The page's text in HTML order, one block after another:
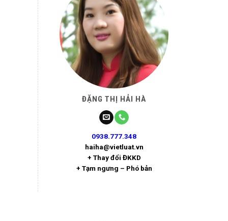
ĐẶNG THỊ HẢI HÀ
0938.777.348
haiha@vietluat.vn
+ Thay đổi ĐKKD
+ Tạm ngưng – Phó bản